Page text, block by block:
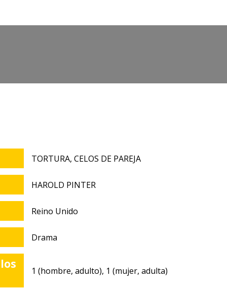
TORTURA, CELOS DE PAREJA
HAROLD PINTER
Reino Unido
Drama
1 (hombre, adulto), 1 (mujer, adulta)